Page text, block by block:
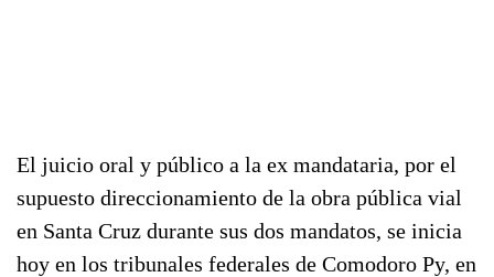
El juicio oral y público a la ex mandataria, por el
supuesto direccionamiento de la obra pública vial
en Santa Cruz durante sus dos mandatos, se inicia
hoy en los tribunales federales de Comodoro Py, en